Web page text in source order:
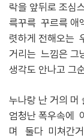
락을 앞뒤로 조심
륵꾸륵 꾸르륵 애
렷하게 전해오는
거리는 느낌은 그
생각도 안나고 그
누나랑 난 거의 머
엄청난 폭우속에
며 둘다 미쳐간거